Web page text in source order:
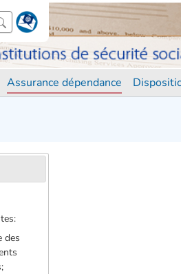
Assurance dépendance
des